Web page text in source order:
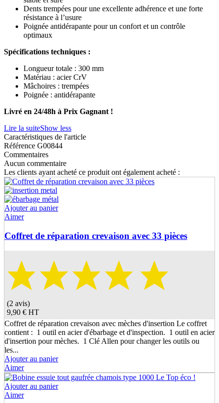
Dents trempées pour une excellente adhérence et une forte
résistance à l’usure
Poignée antidérapante pour un confort et un contrôle
optimaux
Spécifications techniques :
Longueur totale : 300 mm
Matériau : acier CrV
Mâchoires : trempées
Poignée : antidérapante
Livré en 24/48h à Prix Gagnant !
Lire la suiteShow less
Caractéristiques de l'article
Référence G00844
Commentaires
Aucun commentaire
Les clients ayant acheté ce produit ont également acheté :
Ajouter au panier
Aimer
Coffret de réparation crevaison avec 33 pièces
(2 avis)
9,90 € HT
Coffret de réparation crevaison avec mèches d'insertion Le coffret
contient : 1 outil en acier d'ébarbage et d'inspection. 1 outil en acier
d'insertion pour mèches. 1 Clé Allen pour changer les outils ou
les...
Ajouter au panier
Aimer
Ajouter au panier
Aimer